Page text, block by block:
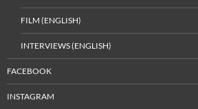
FILM (ENGLISH)
INTERVIEWS (ENGLISH)
FACEBOOK
INSTAGRAM